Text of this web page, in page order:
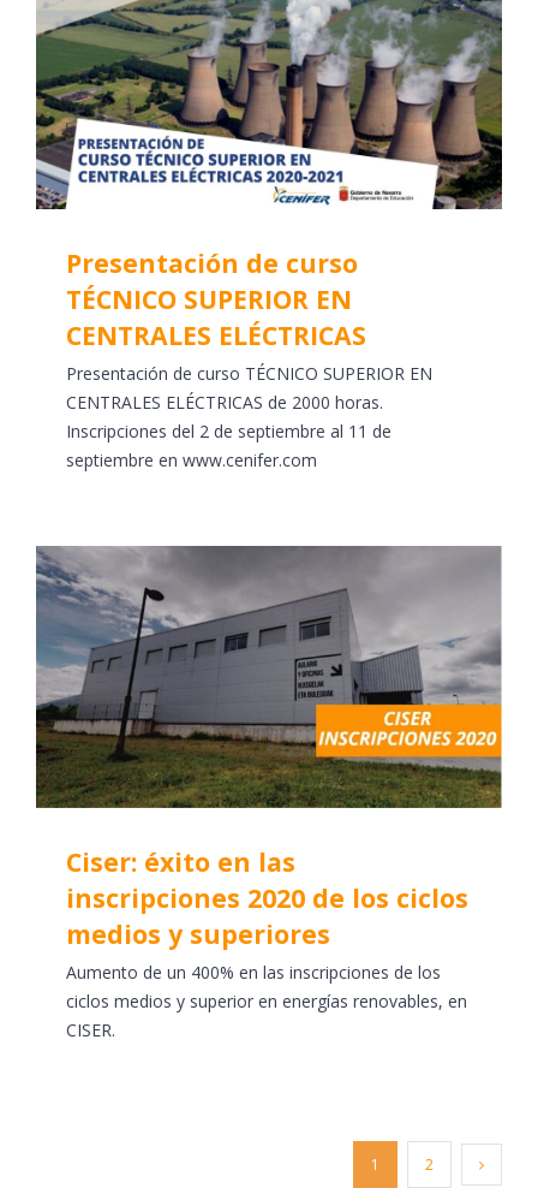
Presentación de curso
TÉCNICO SUPERIOR EN
CENTRALES ELÉCTRICAS
Presentación de curso TÉCNICO SUPERIOR EN
CENTRALES ELÉCTRICAS de 2000 horas.
Inscripciones del 2 de septiembre al 11 de
septiembre en www.cenifer.com
Ciser: éxito en las
inscripciones 2020 de los ciclos
medios y superiores
Aumento de un 400% en las inscripciones de los
ciclos medios y superior en energías renovables, en
CISER.
1 2